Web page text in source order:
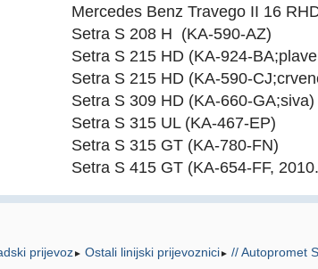
Mercedes Benz Travego II 16
Setra S 208 H (KA-590-AZ)
Setra S 215 HD (KA-924-
Setra S 215 HD (KA-590-
Setra S 309 HD (KA-660-GA;siva)
Setra S 315 UL (KA-467-EP)
Setra S 315 GT (KA-780-FN)
Setra S 415 GT (KA-654-FF,
prijevoz► Ostali linijski prijevoznici► // Autopromet